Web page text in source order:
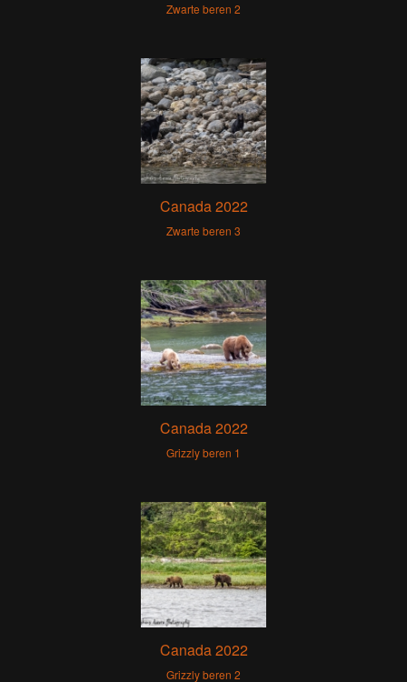
Zwarte beren 2
Canada 2022
Zwarte beren 3
Canada 2022
Grizzly beren 1
Canada 2022
Grizzly beren 2